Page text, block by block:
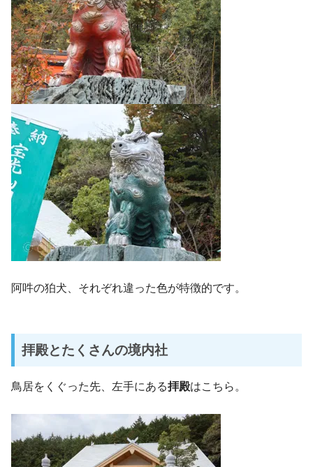
阿吽の狛犬、それぞれ違った色が特徴的です。
拝殿とたくさんの境内社
鳥居をくぐった先、左手にある拝殿はこちら。